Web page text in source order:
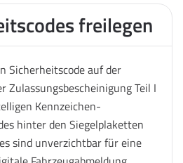
freilegen
Sicherheitscode auf der
Zulassungsbescheinigung Teil I
Kennzeichen-
hinter den Siegelplaketten
sind unverzichtbar für eine